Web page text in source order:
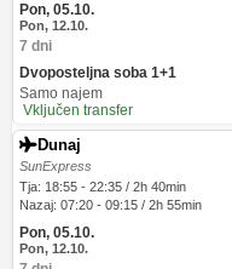
Pon, 05.10.
Pon, 12.10.
7 dni
Dvoposteljna soba 1+1
Samo najem
Vključen transfer
Dunaj
SunExpress
Tja: 18:55 - 22:35 / 2h 40min
Nazaj: 07:20 - 09:15 / 2h 55min
Pon, 05.10.
Pon, 12.10.